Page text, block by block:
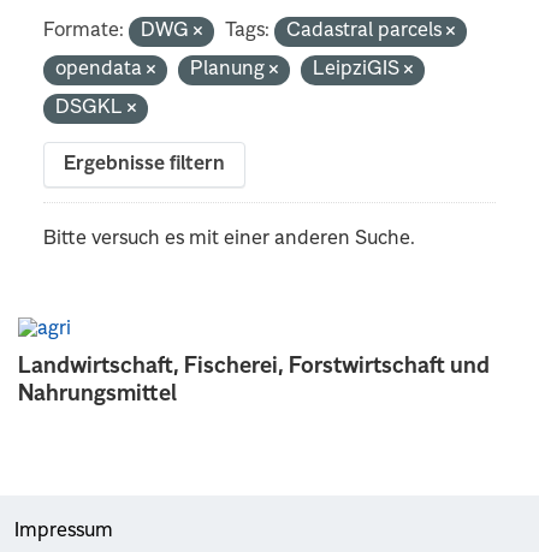
Landwirtschaft, Fischerei, Forstwirtschaft und
Nahrungsmittel
Formate: DWG Tags:
Cadastral parcels
opendata
Planung
LeipziGIS
DSGKL
Ergebnisse filtern
Bitte versuch es mit einer anderen Suche.
Impressum